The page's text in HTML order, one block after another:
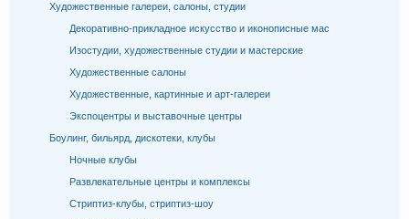
Художественные галереи, салоны, студии
Декоративно-прикладное искусство и иконописные мас
Изостудии, художественные студии и мастерские
Художественные салоны
Художественные, картинные и арт-галереи
Экспоцентры и выставочные центры
Боулинг, бильярд, дискотеки, клубы
Ночные клубы
Развлекательные центры и комплексы
Стриптиз-клубы, стриптиз-шоу